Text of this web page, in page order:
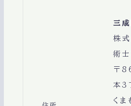
三
株
術
〒
本3
く